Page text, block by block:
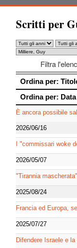
Scritti per
Filtra
Ordina per:
Ordina per: Data
È ancora possibile
2026/06/16
I "commissari woke
2026/05/07
"Tirannia
2025/08/24
Francia ed Europa,
2025/07/27
Difendere Israele e
Ordina per:
Ordina per: Data